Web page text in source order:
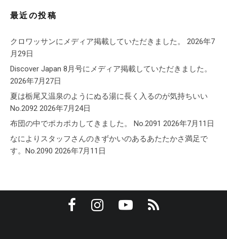
最近の投稿
クロワッサンにメディア掲載していただきました。
2026年7
月29日
Discover Japan 8月号にメディア掲載していただきました。
2026年7月27日
夏は栃尾又温泉のようにぬる湯に長く入るのが気持ちいい
No.2092 2026年7月24日
布団の中でポカポカしてきました。 No.2091 2026年7月11日
なによりスタッフさんのきずかいのあるあたたかさ満足で
す。No.2090 2026年7月11日